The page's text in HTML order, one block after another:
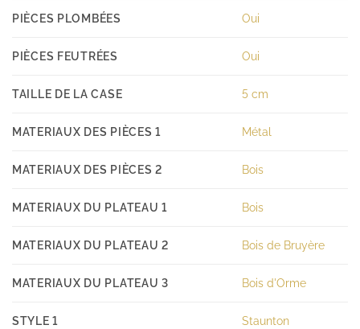
PIÈCES PLOMBÉES Oui
PIÈCES FEUTRÉES Oui
TAILLE DE LA CASE 5 cm
MATERIAUX DES PIÈCES 1 Métal
MATERIAUX DES PIÈCES 2 Bois
MATERIAUX DU PLATEAU 1 Bois
MATERIAUX DU PLATEAU 2 Bois de Bruyère
MATERIAUX DU PLATEAU 3 Bois d'Orme
STYLE 1 Staunton